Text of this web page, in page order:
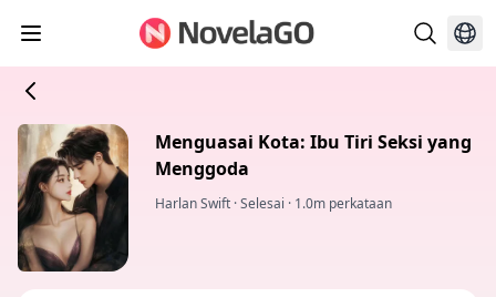
Menguasai Kota: Ibu Tiri Seksi yang
Menggoda
Harlan Swift ·Selesai · 1.0m perkataan